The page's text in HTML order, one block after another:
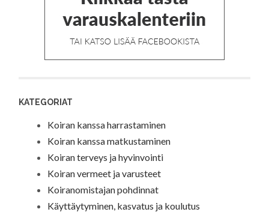
KATEGORIAT
Koiran kanssa harrastaminen
Koiran kanssa matkustaminen
Koiran terveys ja hyvinvointi
Koiran vermeet ja varusteet
Koiranomistajan pohdinnat
Käyttäytyminen, kasvatus ja koulutus